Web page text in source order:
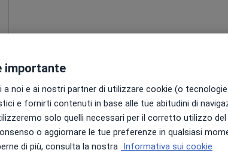
8 Ago 9 Ago 10 Ago 11 Ago
Non ci sono agende disponibili!
Chiedi di attivare le prenotazioni online
importante
noi e ai nostri partner di utilizzare cookie (o
e fornirti contenuti in base alle tue abitudini di
solo quelli necessari per il corretto utilizzo
o aggiornare le tue preferenze in qualsiasi
di più, consulta la nostra Informativa sui cookie